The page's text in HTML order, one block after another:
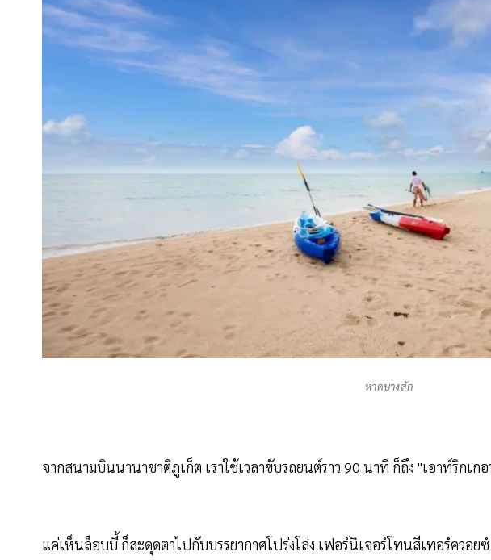
หาดบางสัก
จากสนามบินนานาชาติภูเก็ต เราใช้เวลาขับรถยนต์ราว 90 นาที ก็ถึง "เอาท์ริกเก
แค่เห็นล็อบบี้ ก็สะดุดตาไปกับบรรยากาศโปร่งโล่ง เฟอร์นิเจอร์โทนสีเทอร์ควอย